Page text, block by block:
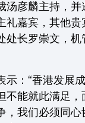
汤彦麟主持，并
礼嘉宾，其他
处长罗崇文，机
示：“香港发展
不能就此满足，
，我们必须同